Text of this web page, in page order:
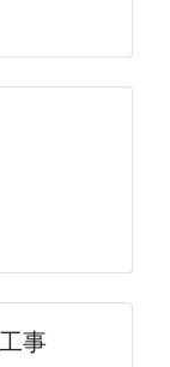
事